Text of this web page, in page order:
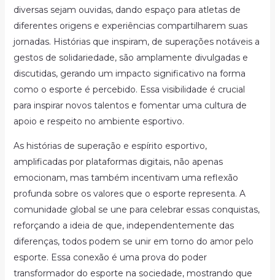
diversas sejam ouvidas, dando espaço para atletas de
diferentes origens e experiências compartilharem suas
jornadas. Histórias que inspiram, de superações notáveis a
gestos de solidariedade, são amplamente divulgadas e
discutidas, gerando um impacto significativo na forma
como o esporte é percebido. Essa visibilidade é crucial
para inspirar novos talentos e fomentar uma cultura de
apoio e respeito no ambiente esportivo.
As histórias de superação e espírito esportivo,
amplificadas por plataformas digitais, não apenas
emocionam, mas também incentivam uma reflexão
profunda sobre os valores que o esporte representa. A
comunidade global se une para celebrar essas conquistas,
reforçando a ideia de que, independentemente das
diferenças, todos podem se unir em torno do amor pelo
esporte. Essa conexão é uma prova do poder
transformador do esporte na sociedade, mostrando que